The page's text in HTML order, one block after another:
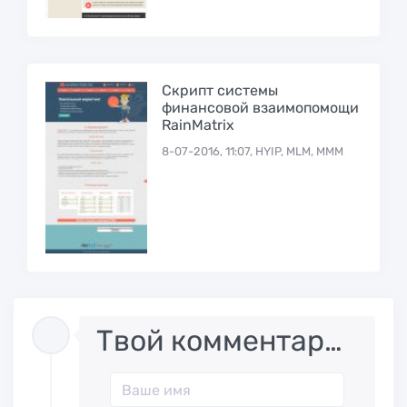
Скрипт системы
финансовой взаимопомощи
RainMatrix
8-07-2016, 11:07, HYIP, MLM, МММ
Твой комментарий..